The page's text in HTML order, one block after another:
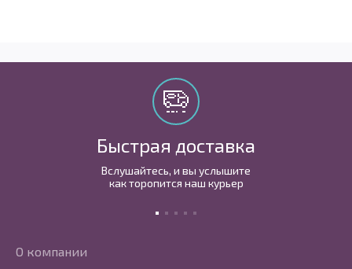
Быстрая доставка
Вслушайтесь, и вы услышите
как торопится наш курьер
О компании